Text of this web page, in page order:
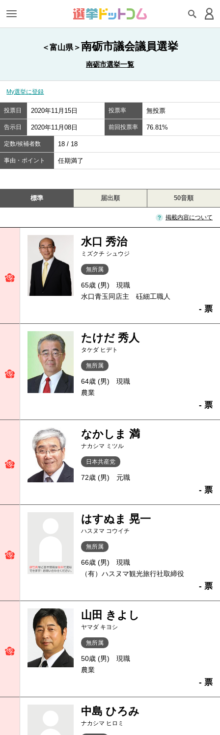
＜富山県＞南砺市議会議員選挙
南砺市選挙一覧
My選挙に登録
投票日 2020年11月15日 投票率 無投票
告示日 2020年11月08日 前回投票率 76.81%
定数/候補者数 18 / 18
事由・ポイント 任期満了
標準 届出順 50音順
掲載内容について
水口 秀治
ミズクチ シュウジ
無所属
65歳 (男)
現職
水口青玉同店主 砡細工職人
- 票
たけだ 秀人
タケダ ヒデト
無所属
64歳 (男)
現職
農業
- 票
なかしま 満
ナカシマ ミツル
日本共産党
72歳 (男) 元職
- 票
はすぬま 晃一
ハスヌマ コウイチ
無所属
66歳 (男)
現職
（有）ハスヌマ観光旅行社取締役
- 票
山田 きよし
ヤマダ キヨシ
無所属
50歳 (男)
現職
農業
- 票
中島 ひろみ
ナカシマ ヒロミ